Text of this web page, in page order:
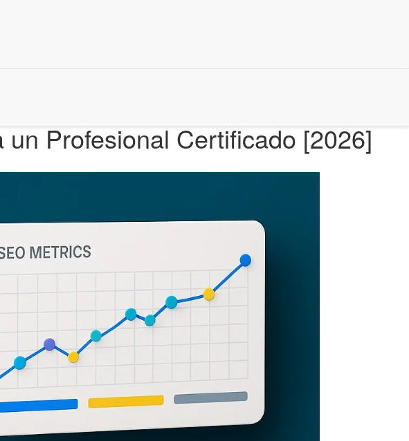
Profesional Certificado [2026]